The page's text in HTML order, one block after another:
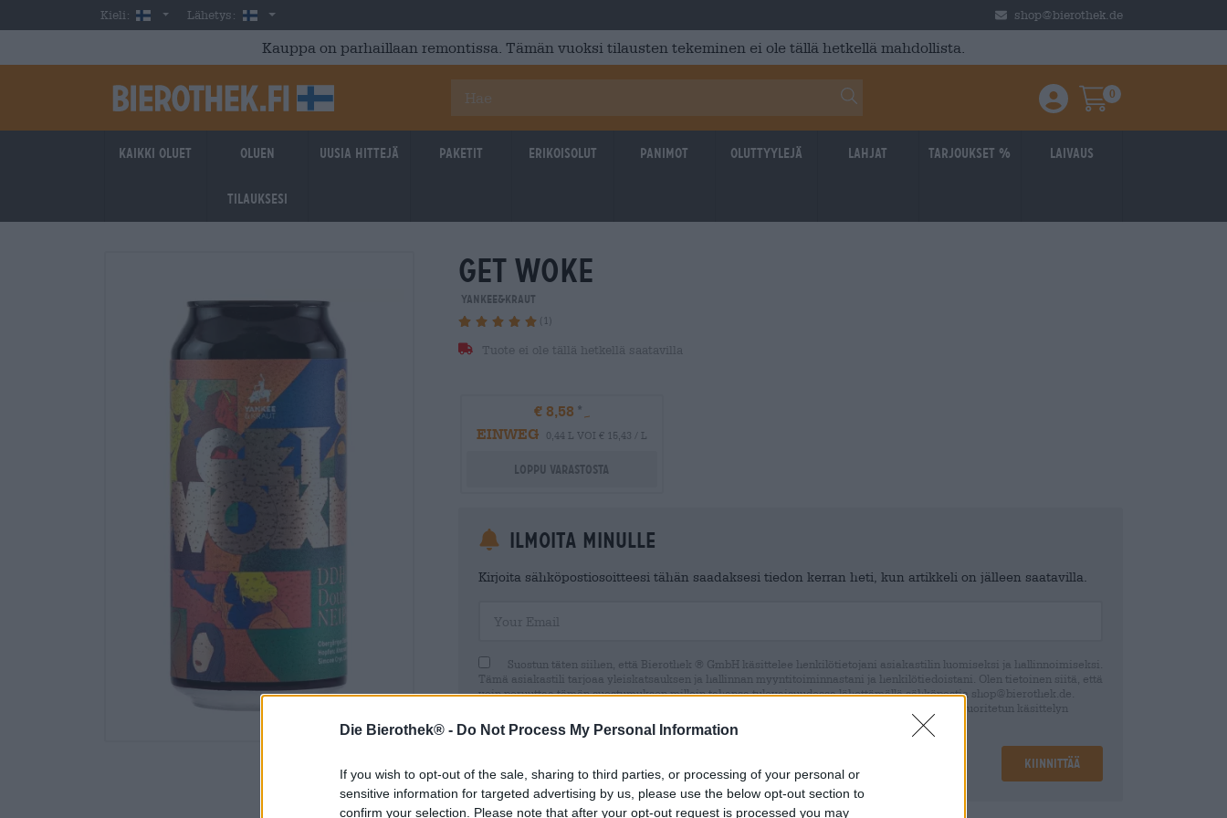
Die Bierothek® - Do Not Process My Personal Information
If you wish to opt-out of the sale, sharing to third parties, or processing of your personal or
sensitive information for targeted advertising by us, please use the below opt-out section to
confirm your selection. Please note that after your opt-out request is processed you may
Skip to main content
Kieli: FinnishLähetys: Suomi shop@bierothek.de
Kauppa on parhaillaan remontissa. Tämän vuoksi tilausten tekeminen ei ole tällä hetkellä mahdollista.
Einloggen / Anmelden
Warenkorb
0
Kaikki oluet Oluen
tilauksesi
Uusia hittejä Paketit Erikoisolut Panimot Oluttyylejä Lahjat Tarjoukset % laivaus
get woke
Yankee&Kraut
(1)
Tuote ei ole tällä hetkellä saatavilla
€ 8,58
EINWEG
0,44 L VOI € 15,43 / L
Loppu varastosta
Ilmoita minulle
Kirjoita sähköpostiosoitteesi tähän saadaksesi tiedon kerran heti, kun artikkeli on jälleen saatavilla.
Suostun täten siihen, että Bierothek ® GmbH käsittelee henkilötietojani asiakastilin luomiseksi ja hallinnoimiseksi.
Tämä asiakastili tarjoaa yleiskatsauksen ja hallinnan myyntitoiminnastani ja henkilötiedoistani. Olen tietoinen siitä, että
voin peruuttaa tämän suostumuksen milloin tahansa tulevaisuudessa lähettämällä sähköpostia shop@bierothek.de.
Ilmoitamme sinulle, että suostumuksesi peruuttaminen ei vaikuta suostumuksesi perusteella suoritetun käsittelyn
laillisuuteen peruuttamishetkeen asti. Lisätietoja löytyy
Kiinnittää